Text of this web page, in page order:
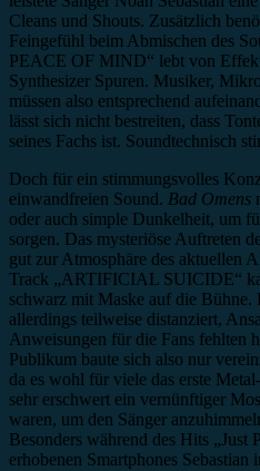
Cleans und Shouts. Zusätzlich
Feingefühl beim Abmischen des
PEACE OF MIND“ lebt von
Synthesizer Spuren. Musiker,
müssen also entsprechend
lässt sich nicht bestreiten, dass
seines Fachs ist. Soundtechnisch
Doch für ein stimmungsvolles
einwandfreien Sound. Bad Omens
oder auch simple Dunkelheit, um
sorgen. Das mysteriöse Auftreten
gut zur Atmosphäre des aktuellen
Track „ARTIFICIAL SUICIDE“
schwarz mit Maske auf die Bühne.
allerdings teilweise distanziert,
Anweisungen für die Fans fehlten
Publikum baute sich also nur
da es wohl für viele das erste
sehr erschwert ein vernünftiger
waren, um den Sänger
Besonders während des Hits „Just
erhobenen Smartphones Sebastian